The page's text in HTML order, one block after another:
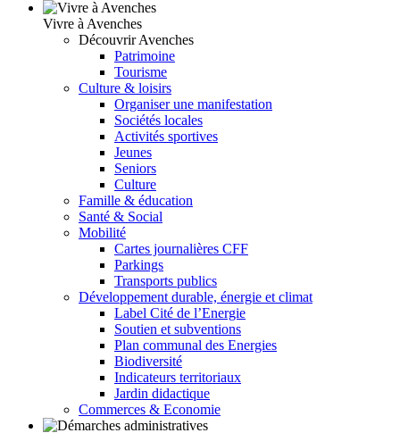
Vivre à Avenches
Découvrir Avenches
Patrimoine
Tourisme
Culture & loisirs
Organiser une manifestation
Sociétés locales
Activités sportives
Jeunes
Seniors
Culture
Famille & éducation
Santé & Social
Mobilité
Cartes journalières CFF
Parkings
Transports publics
Développement durable, énergie et climat
Label Cité de l’Energie
Soutien et subventions
Plan communal des Energies
Biodiversité
Indicateurs territoriaux
Jardin didactique
Commerces & Economie